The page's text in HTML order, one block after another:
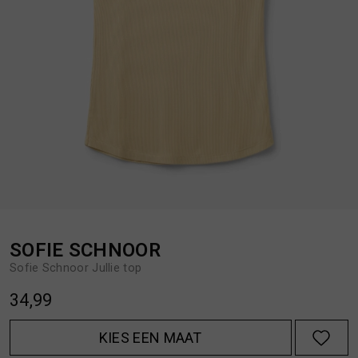
SOFIE SCHNOOR
Sofie Schnoor Jullie top
34,99
KIES EEN MAAT